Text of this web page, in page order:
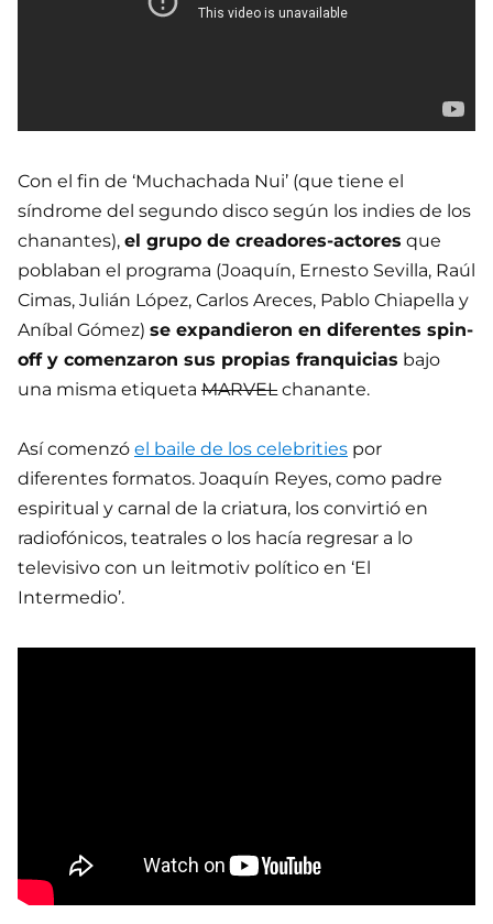
Con el fin de ‘Muchachada Nui’ (que tiene el
síndrome del segundo disco según los indies de los
chanantes), el grupo de creadores-actores que
poblaban el programa (Joaquín, Ernesto Sevilla, Raúl
Cimas, Julián López, Carlos Areces, Pablo Chiapella y
Aníbal Gómez) se expandieron en diferentes spin-
off y comenzaron sus propias franquicias bajo
una misma etiqueta MARVELchanante.
Así comenzó el baile de los celebrities por
diferentes formatos. Joaquín Reyes, como padre
espiritual y carnal de la criatura, los convirtió en
radiofónicos, teatrales o los hacía regresar a lo
televisivo con un leitmotiv político en ‘El
Intermedio’.